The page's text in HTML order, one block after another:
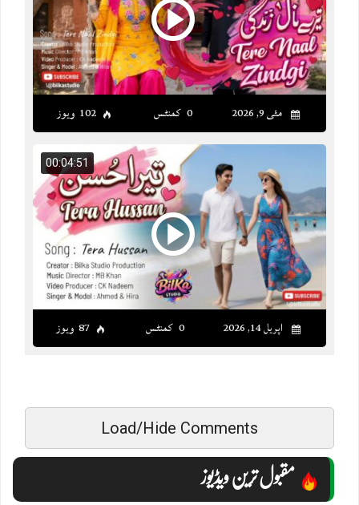
مئی 9, 2026 0 کمنٹس 102 ویوز
00:04:51
اپریل 14, 2026 0 کمنٹس 87 ویوز
Load/Hide Comments
مقبول ترین ویڈیوز